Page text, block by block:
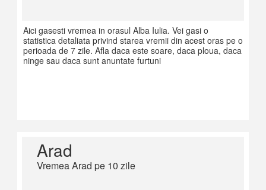
Aici gasesti vremea in orasul Alba Iulia. Vei gasi o
statistica detaliata privind starea vremii din acest oras pe o
perioada de 7 zile. Afla daca este soare, daca ploua, daca
ninge sau daca sunt anuntate furtuni
Arad
Vremea Arad pe 10 zile